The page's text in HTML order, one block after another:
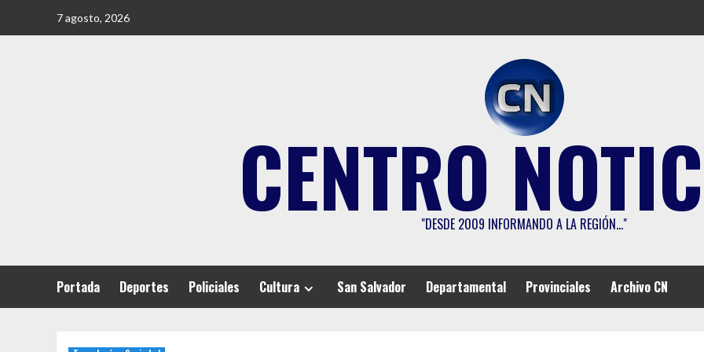
7 agosto, 2026
CENTRO"DESDE 2009 INFORMANDO A LA REGIÓN…"
Portada Deportes Policiales Cultura San Salvador Departamental Provinciales Archivo CN